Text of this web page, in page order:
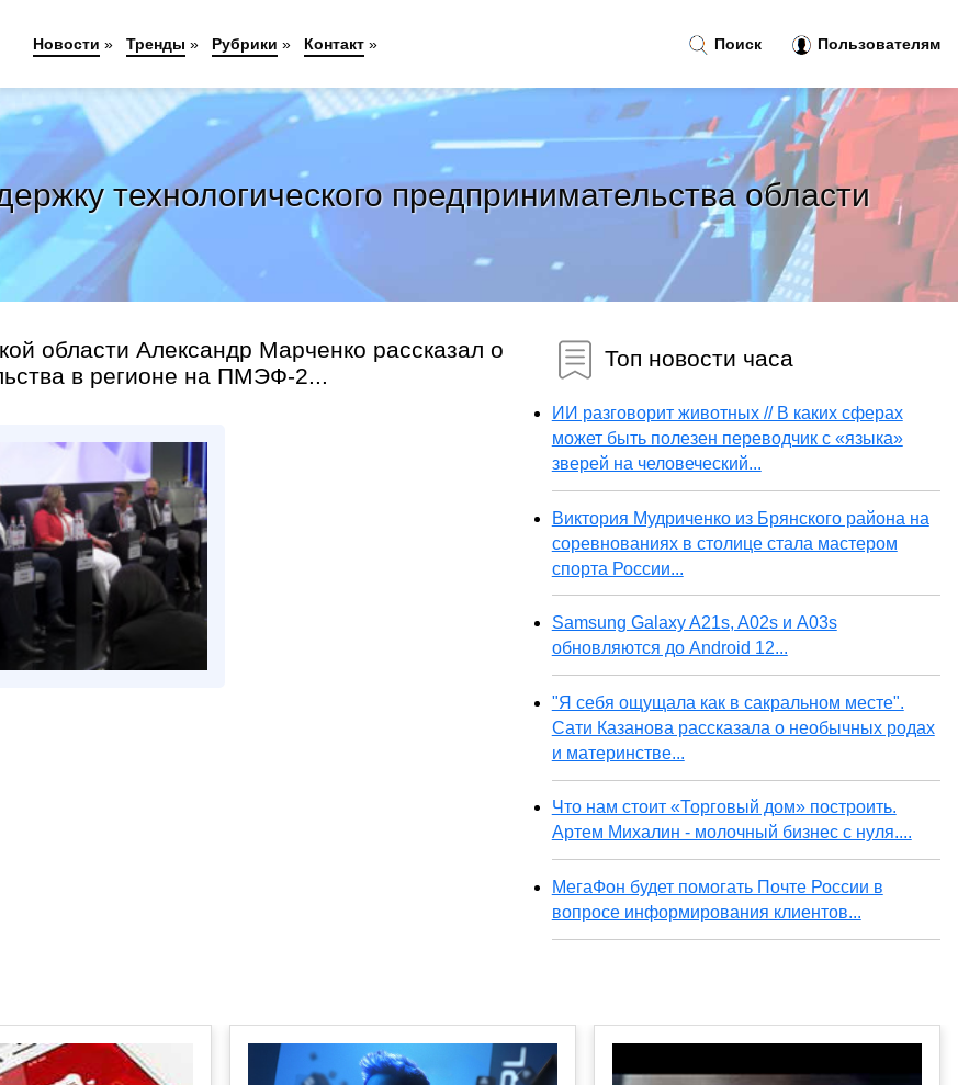
технологического предпринимательства области
области Александр Марченко рассказал о
в регионе на ПМЭФ-2...
Топ новости часа
ИИ разговорит животных // В каких сферах
может быть полезен переводчик с «языка»
зверей на человеческий...
Виктория Мудриченко из Брянского района на
соревнованиях в столице стала мастером
спорта России...
Samsung Galaxy A21s, A02s и A03s
обновляются до Android 12...
"Я себя ощущала как в сакральном месте".
Сати Казанова рассказала о необычных родах
и материнстве...
Что нам стоит «Торговый дом» построить.
Артем Михалин - молочный бизнес с нуля....
МегаФон будет помогать Почте России в
вопросе информирования клиентов...
Поиск Пользователям
Новости » Тренды » Рубрики » Контакт »